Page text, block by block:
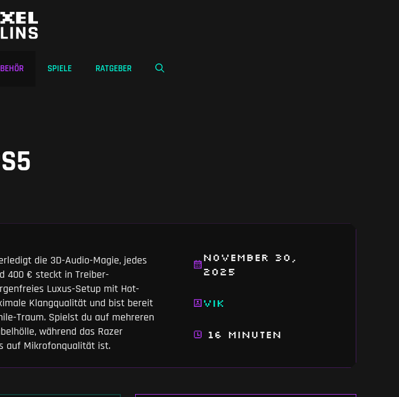
SPIELE RATGEBER
die 3D-Audio-Magie, jedes
400 € steckt in Treiber-
Luxus-Setup mit Hot-
Klangqualität und bist bereit
Traum. Spielst du auf mehreren
während das Razer
auf Mikrofonqualität ist.
November 30,
2025
Vik
16 Minuten